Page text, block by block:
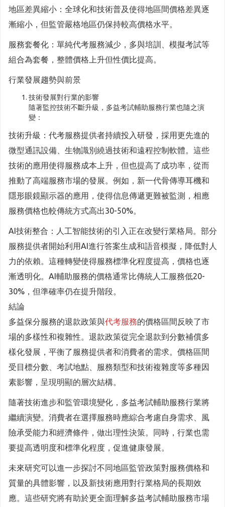
地區差異縮小：全球化和技術普及使得地區間價格差異逐
漸縮小，但監管嚴格地區仍保持較高價格水平。
服務套餐化：單純代考服務減少，多與培訓、模擬考試等
組合為套餐，整體價格上升但性價比提高。
行業發展趨勢與前景
技術發展對行業的影響
隨著監控技術不斷升級，多益考試輔助服務行業也隨之演
變：
技術升級：代考服務提供者持續投入研發，採用更先進的
微型通訊設備、生物識別繞過技術和遠程控制軟體。這些
技術的應用使得服務成本上升，但也提高了成功率，從而
推動了高端服務市場的發展。例如，新一代骨傳導耳機和
隱形眼鏡顯示器的應用，使得信息傳遞更難被監測，相應
服務價格也較傳統方式高出30-50%。
AI技術整合：人工智能技術的引入正在改變行業格局。部分
服務提供者開始利用AI進行答案生成和語音模擬，降低對人
力的依賴。這種轉變使得服務標準化程度提高，價格也逐
漸透明化。AI輔助服務的價格通常比傳統人工服務低20-
30%，但準確率仍在提升階段。
結論
多益保分服務的退款政策與代考服務的價格區間反映了市
場的多樣性和複雜性。退款政策從完全退款到分數補償多
樣化發展，平衡了服務提供者和消費者的需求。價格區間
受目標分數、考試地點、服務類型和技術複雜度等多種因
素影響，呈現明顯的層次結構。
隨著技術進步和監管環境變化，多益考試輔助服務行業將
繼續演變。消費者在選擇服務時應綜合考慮自身需求、風
險承受能力和經濟條件，做出理性決策。同時，行業也需
要提高透明度和標準化程度，促進健康發展。
未來研究可以進一步探討不同地區監管政策對服務價格和
質量的具體影響，以及新技術應用對行業格局的長期效
應。這些研究將有助於更全面理解多益考試輔助服務市場